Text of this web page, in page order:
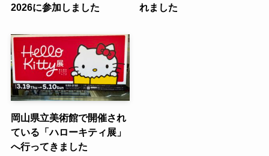
2026に参加しました
れました
岡山県立美術館で開催され
ている「ハローキティ展」
へ行ってきました